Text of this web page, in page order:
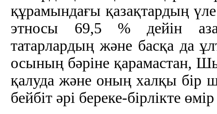
құрамындағы қазақтардың
этносы 69,5 % дейін
татарлардың және басқа да
осының бәріне қарамастан,
қалуда және оның халқы бір
бейбіт әрі береке-бірлікте